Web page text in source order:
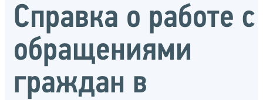
Справка о работе с
обращениями
граждан в